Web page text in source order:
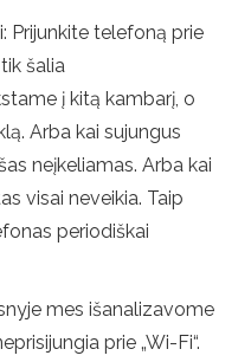
Prijunkite telefoną prie
šalia
į kitą kambarį, o
Arba kai sujungus
neįkeliamas. Arba kai
visai neveikia. Taip
periodiškai
mes išanalizavome
prie „Wi-Fi“.